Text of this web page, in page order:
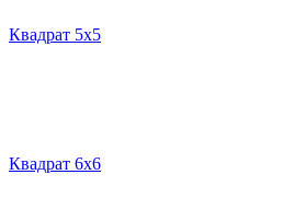
Квадрат 5х5
Квадрат 6х6